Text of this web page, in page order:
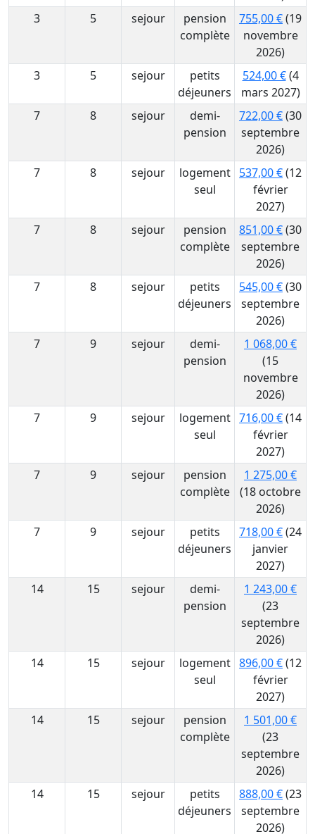
3
5 sejour
pension
complète
755,00 €(19
novembre
2026)
3
5 sejour
petits
déjeuners
524,00 €(4
mars 2027)
7
8 sejour
demi-
pension
722,00 €(30
septembre
2026)
7
8 sejour
logement
seul
537,00 €(12
février
2027)
7
8 sejour
pension
complète
851,00 €(30
septembre
2026)
7
8 sejour
petits
déjeuners
545,00 €(30
septembre
2026)
7
9 sejour
demi-
pension
1 068,00 €
(15
novembre
2026)
7
9 sejour
logement
seul
716,00 €(14
février
2027)
7
9 sejour
pension
complète
1 275,00 €
(18 octobre
2026)
7
9 sejour
petits
déjeuners
718,00 €(24
janvier
2027)
14
15 sejour
demi-
pension
1 243,00 €
(23
septembre
2026)
14
15 sejour
logement
seul
896,00 €(12
février
2027)
14
15 sejour
pension
complète
1 501,00 €
(23
septembre
2026)
14
15 sejour
petits
déjeuners
888,00 €(23
septembre
2026)